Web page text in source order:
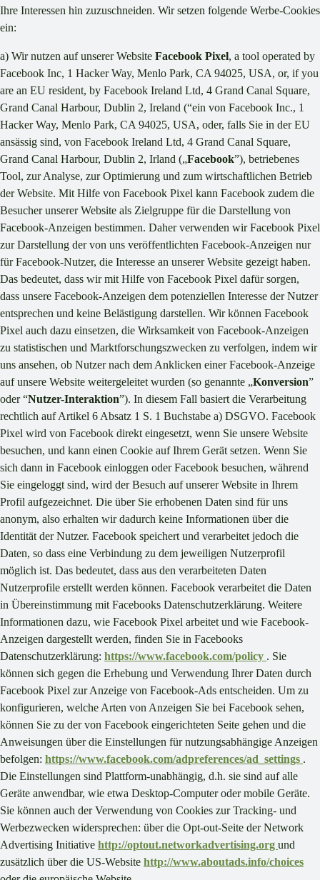
Ihre Interessen hin zuzuschneiden. Wir setzen folgende Werbe-Cookies
ein:
a) Wir nutzen auf unserer Website Facebook Pixel, a tool operated by
Facebook Inc, 1 Hacker Way, Menlo Park, CA 94025, USA, or, if you
are an EU resident, by Facebook Ireland Ltd, 4 Grand Canal Square,
Grand Canal Harbour, Dublin 2, Ireland (“ein von Facebook Inc., 1
Hacker Way, Menlo Park, CA 94025, USA, oder, falls Sie in der EU
ansässig sind, von Facebook Ireland Ltd, 4 Grand Canal Square,
Grand Canal Harbour, Dublin 2, Irland („Facebook”), betriebenes
Tool, zur Analyse, zur Optimierung und zum wirtschaftlichen Betrieb
der Website. Mit Hilfe von Facebook Pixel kann Facebook zudem die
Besucher unserer Website als Zielgruppe für die Darstellung von
Facebook-Anzeigen bestimmen. Daher verwenden wir Facebook Pixel
zur Darstellung der von uns veröffentlichten Facebook-Anzeigen nur
für Facebook-Nutzer, die Interesse an unserer Website gezeigt haben.
Das bedeutet, dass wir mit Hilfe von Facebook Pixel dafür sorgen,
dass unsere Facebook-Anzeigen dem potenziellen Interesse der Nutzer
entsprechen und keine Belästigung darstellen. Wir können Facebook
Pixel auch dazu einsetzen, die Wirksamkeit von Facebook-Anzeigen
zu statistischen und Marktforschungszwecken zu verfolgen, indem wir
uns ansehen, ob Nutzer nach dem Anklicken einer Facebook-Anzeige
auf unsere Website weitergeleitet wurden (so genannte „Konversion”
oder “Nutzer-Interaktion”). In diesem Fall basiert die Verarbeitung
rechtlich auf Artikel 6 Absatz 1 S. 1 Buchstabe a) DSGVO. Facebook
Pixel wird von Facebook direkt eingesetzt, wenn Sie unsere Website
besuchen, und kann einen Cookie auf Ihrem Gerät setzen. Wenn Sie
sich dann in Facebook einloggen oder Facebook besuchen, während
Sie eingeloggt sind, wird der Besuch auf unserer Website in Ihrem
Profil aufgezeichnet. Die über Sie erhobenen Daten sind für uns
anonym, also erhalten wir dadurch keine Informationen über die
Identität der Nutzer. Facebook speichert und verarbeitet jedoch die
Daten, so dass eine Verbindung zu dem jeweiligen Nutzerprofil
möglich ist. Das bedeutet, dass aus den verarbeiteten Daten
Nutzerprofile erstellt werden können. Facebook verarbeitet die Daten
in Übereinstimmung mit Facebooks Datenschutzerklärung. Weitere
Informationen dazu, wie Facebook Pixel arbeitet und wie Facebook-
Anzeigen dargestellt werden, finden Sie in Facebooks
Datenschutzerklärung: https://www.facebook.com/policy . Sie
können sich gegen die Erhebung und Verwendung Ihrer Daten durch
Facebook Pixel zur Anzeige von Facebook-Ads entscheiden. Um zu
konfigurieren, welche Arten von Anzeigen Sie bei Facebook sehen,
können Sie zu der von Facebook eingerichteten Seite gehen und die
Anweisungen über die Einstellungen für nutzungsabhängige Anzeigen
befolgen: https://www.facebook.com/adpreferences/ad_settings .
Die Einstellungen sind Plattform-unabhängig, d.h. sie sind auf alle
Geräte anwendbar, wie etwa Desktop-Computer oder mobile Geräte.
Sie können auch der Verwendung von Cookies zur Tracking- und
Werbezwecken widersprechen: über die Opt-out-Seite der Network
Advertising Initiative http://optout.networkadvertising.org und
zusätzlich über die US-Website http://www.aboutads.info/choices